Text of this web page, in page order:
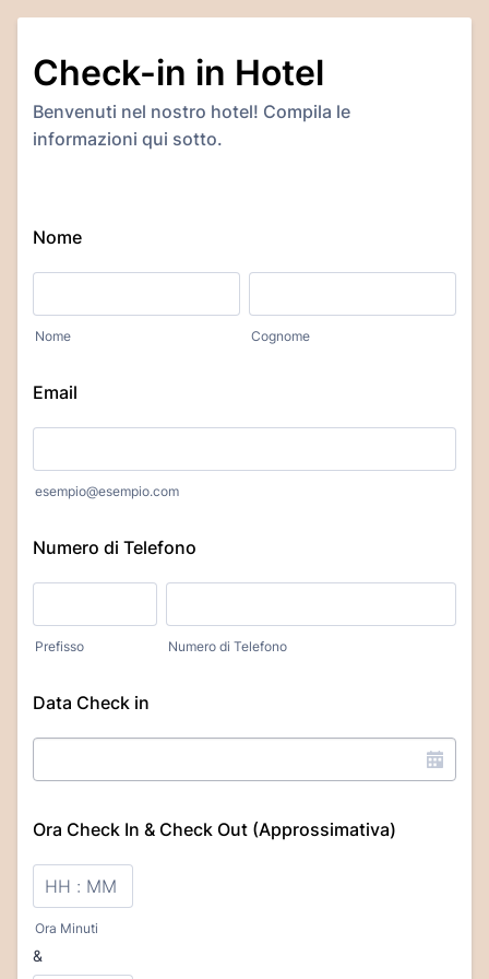
Check-in in Hotel
Benvenuti nel nostro hotel! Compila le
informazioni qui sotto.
Nome
Nome Cognome
Email
esempio@esempio.com
Numero di Telefono
Prefisso Numero di Telefono
Data Check in
Ora Check In & Check Out (Approssimativa)
Ora Minuti
&
until